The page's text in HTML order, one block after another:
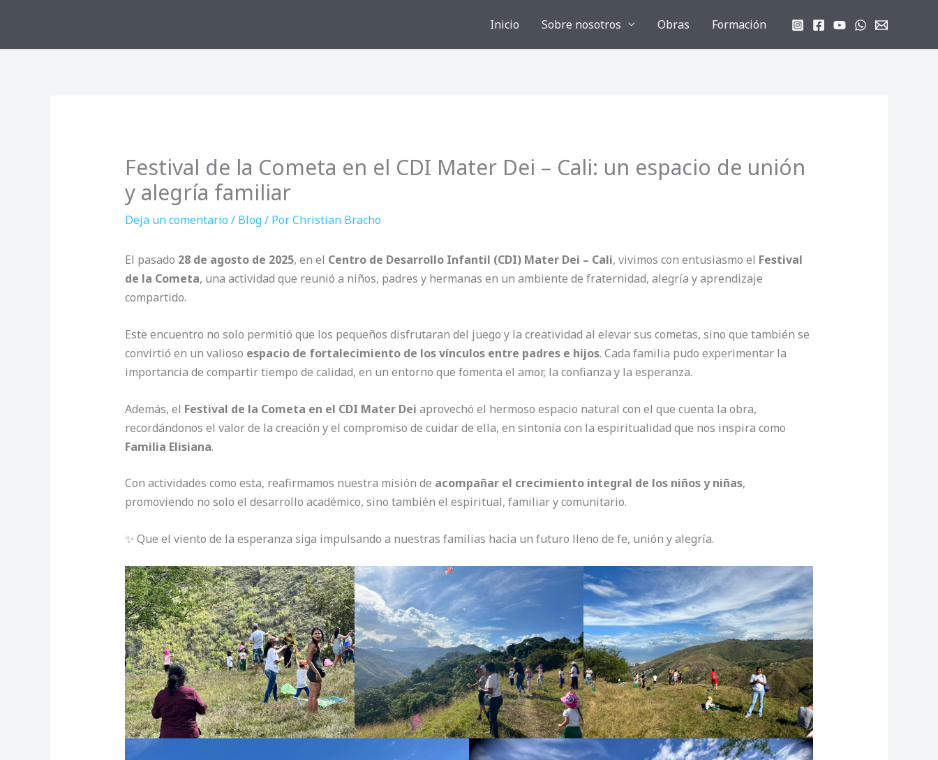
contenido
Inicio Sobre nosotros Obras Formación
Festival de la Cometa en el CDI Mater Dei – Cali: un espacio de unión
y alegría familiar
Deja un comentario / Blog/ PorChristian Bracho
El pasado 28 de agosto de 2025, en el Centro de Desarrollo Infantil (CDI) Mater Dei – Cali, vivimos con entusiasmo el Festival
de la Cometa, una actividad que reunió a niños, padres y hermanas en un ambiente de fraternidad, alegría y aprendizaje
compartido.
Este encuentro no solo permitió que los pequeños disfrutaran del juego y la creatividad al elevar sus cometas, sino que también se
convirtió en un valioso espacio de fortalecimiento de los vínculos entre padres e hijos. Cada familia pudo experimentar la
importancia de compartir tiempo de calidad, en un entorno que fomenta el amor, la confianza y la esperanza.
Además, el Festival de la Cometa en el CDI Mater Dei aprovechó el hermoso espacio natural con el que cuenta la obra,
recordándonos el valor de la creación y el compromiso de cuidar de ella, en sintonía con la espiritualidad que nos inspira como
Familia Elisiana.
Con actividades como esta, reafirmamos nuestra misión de acompañar el crecimiento integral de los niños y niñas,
promoviendo no solo el desarrollo académico, sino también el espiritual, familiar y comunitario.
✨ Que el viento de la esperanza siga impulsando a nuestras familias hacia un futuro lleno de fe, unión y alegría.